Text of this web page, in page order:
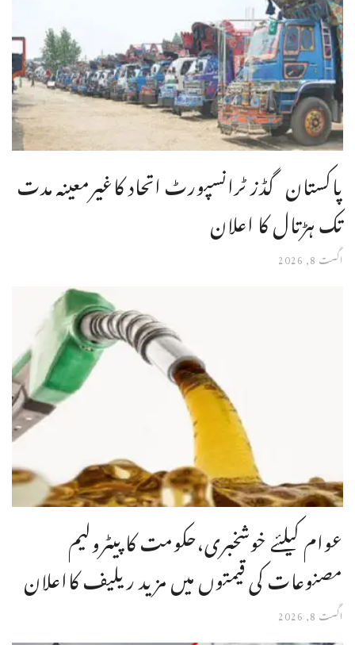
پاکستان گڈز ٹرانسپورٹ اتحاد کاغیرمعینہ مدت
تک ہڑتال کا اعلان
اگست 8, 2026
عوام کیلئے خوشخبری،حکومت کا پیٹرولیم
مصنوعات کی قیمتوں میں مزید ریلیف کااعلان
اگست 8, 2026